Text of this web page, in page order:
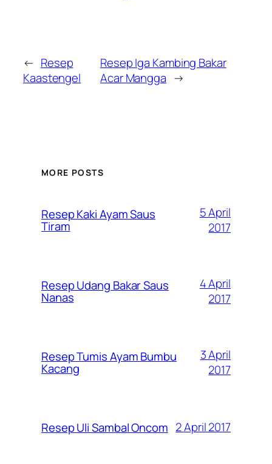
← Resep
Kaastengel
Resep Iga Kambing Bakar
Acar Mangga →
MORE POSTS
Resep Kaki Ayam Saus
Tiram
5 April
2017
Resep Udang Bakar Saus
Nanas
4 April
2017
Resep Tumis Ayam Bumbu
Kacang
3 April
2017
Resep Uli Sambal Oncom 2 April 2017